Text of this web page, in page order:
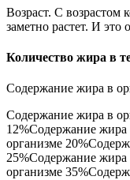
Возраст. С возрастом
заметно растет. И это
Количество жира в
Содержание жира в
Содержание жира в
12%Содержание жира
организме
25%Содержание жира
организме